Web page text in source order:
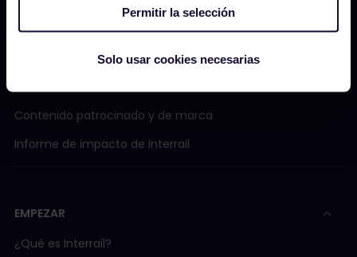
Permitir la selección
Solo usar cookies necesarias
Carreras profesionales
Contenido patrocinado y de marca
Informe de impacto de Interrail
EMPEZAR
¿Qué es Interrail?